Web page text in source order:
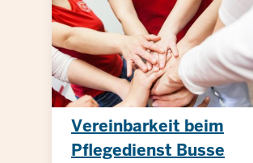
Vereinbarkeit beim
Pflegedienst Busse